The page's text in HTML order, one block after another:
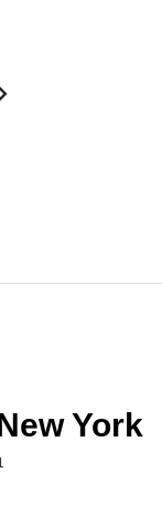
York